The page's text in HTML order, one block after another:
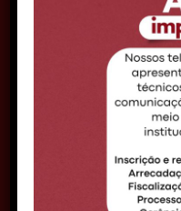
Telefone:
Email:
Rua
Bairro